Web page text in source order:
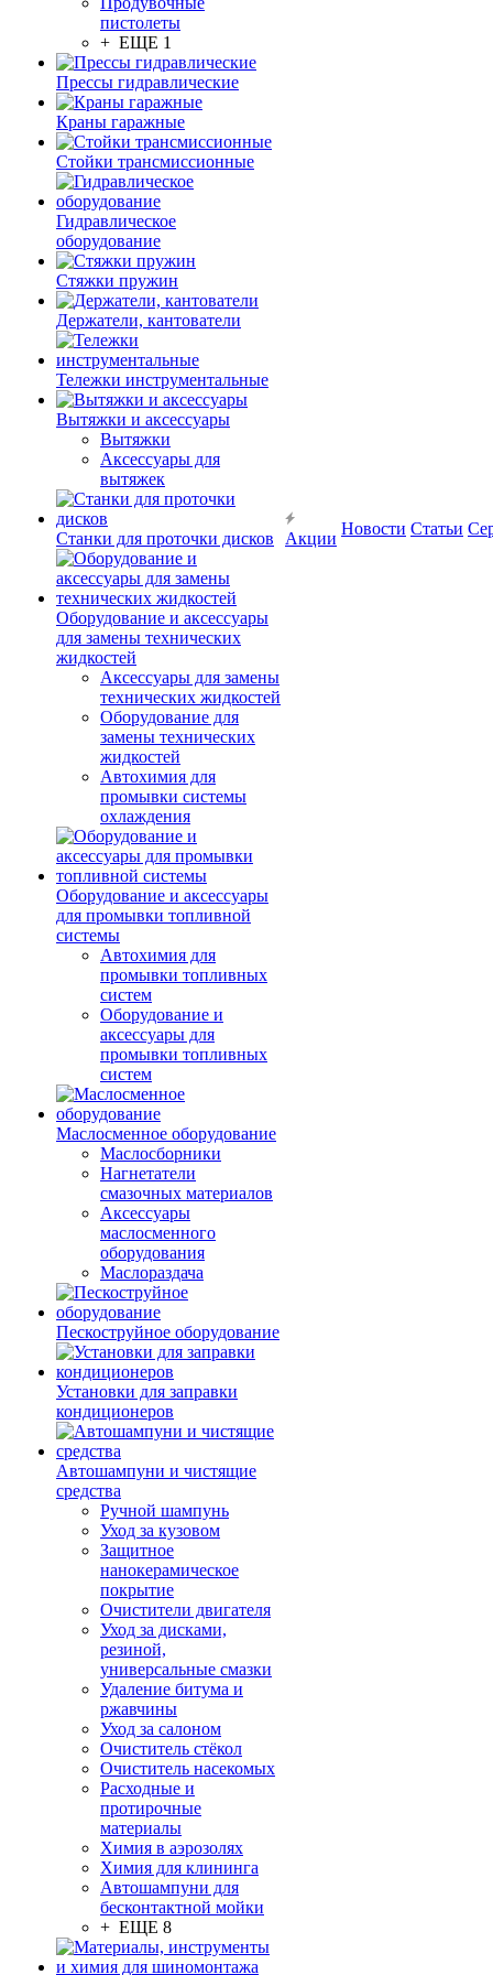
пистолеты
+ ЕЩЕ 1
Прессы гидравлические
Краны гаражные
Стойки трансмиссионные
Гидравлическое
оборудование
Стяжки пружин
Держатели, кантователи
Тележки инструментальные
Вытяжки и аксессуары
Вытяжки
Аксессуары для
вытяжек
Станки для проточки дисков
Оборудование и аксессуары
для замены технических
жидкостей
Аксессуары для замены
технических жидкостей
Оборудование для
замены технических
жидкостей
Автохимия для
промывки системы
охлаждения
Оборудование и аксессуары
для промывки топливной
системы
Автохимия для
промывки топливных
систем
Оборудование и
аксессуары для
промывки топливных
систем
Маслосменное оборудование
Маслосборники
Нагнетатели
смазочных материалов
Аксессуары
маслосменного
оборудования
Маслораздача
Пескоструйное оборудование
Установки для заправки
кондиционеров
Автошампуни и чистящие
средства
Ручной шампунь
Уход за кузовом
Защитное
нанокерамическое
покрытие
Очистители двигателя
Уход за дисками,
резиной,
универсальные смазки
Удаление битума и
ржавчины
Уход за салоном
Очиститель стёкол
Очиститель насекомых
Расходные и
протирочные
материалы
Химия в аэрозолях
Химия для клининга
Автошампуни для
бесконтактной мойки
+ ЕЩЕ 8
Акции
Новости Статьи